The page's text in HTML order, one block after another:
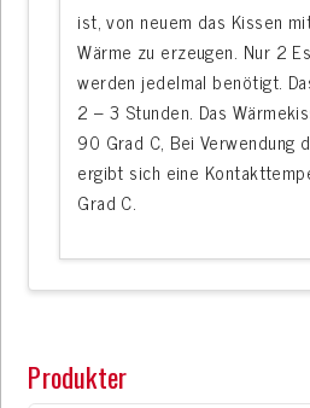
ist, von neuem das Kissen
Wärme zu erzeugen. Nur 2
werden jedelmal benötigt.
2 – 3 Stunden. Das
90 Grad C, Bei Verwendung
ergibt sich eine
Grad C.
Produkter